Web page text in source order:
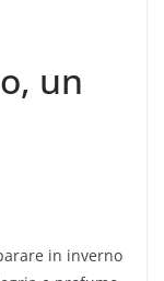
un
in inverno